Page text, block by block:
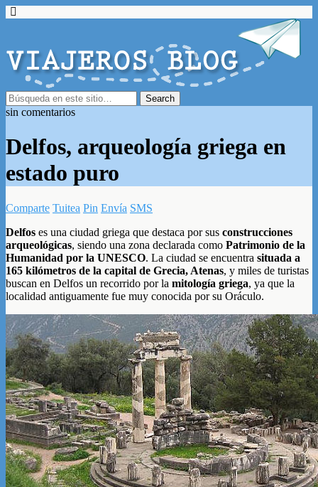
sin comentarios
Delfos, arqueología griega en
estado puro
Comparte Tuitea Pin Envía SMS
Delfos es una ciudad griega que destaca por sus construcciones
arqueológicas, siendo una zona declarada como Patrimonio de la
Humanidad por la UNESCO. La ciudad se encuentra situada a
165 kilómetros de la capital de Grecia, Atenas, y miles de turistas
buscan en Delfos un recorrido por la mitología griega, ya que la
localidad antiguamente fue muy conocida por su Oráculo.